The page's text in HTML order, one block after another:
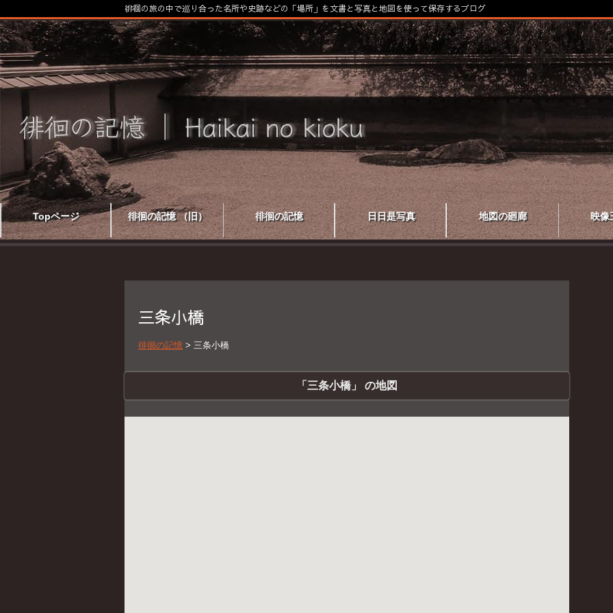
Topページ 徘徊の記憶 （旧） 徘徊の記憶 日日是写真 地図の廻廊 映像
徘徊の旅の中で巡り合った名所や史跡などの「場所」を文書と写真と地図を使って保存するブログ
三条小橋
徘徊の記憶 > 三条小橋
「三条小橋」 の地図